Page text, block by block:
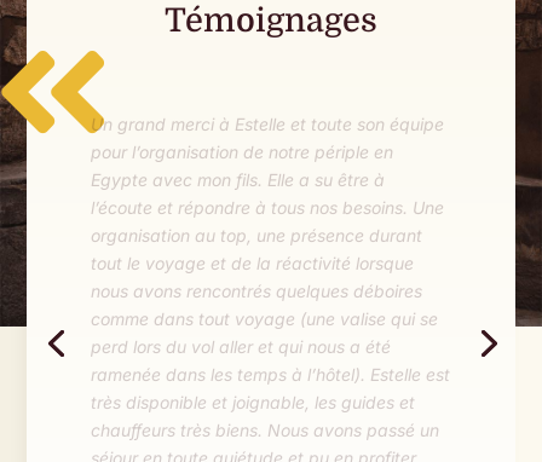
Témoignages
Merveilleux voyage sur le Nil et découverte
de trésors archéologiques ! Merci à Estelle
pour la parfaite organisation. De l’aéroport
aux visites, tout était parfaitement
orchestré. Merci à Marwa , Mahmoud et
Yasser pour leurs connaissances. Nous
reviendrons, et toujours avec Envie
d’Egypte.